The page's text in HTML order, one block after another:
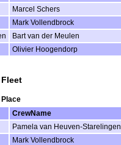
Marcel Schers
Mark Vollendbrock
Bart van der Meulen
Olivier Hoogendorp
Fleet
CrewName
Pamela van Heuven-Starelingen
Mark Vollendbrock